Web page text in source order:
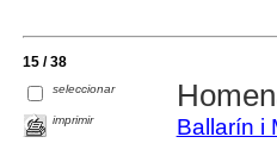
15 / 38
seleccionar
imprimir
Ballarín i